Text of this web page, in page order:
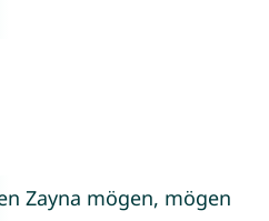
Zayna mögen, mögen